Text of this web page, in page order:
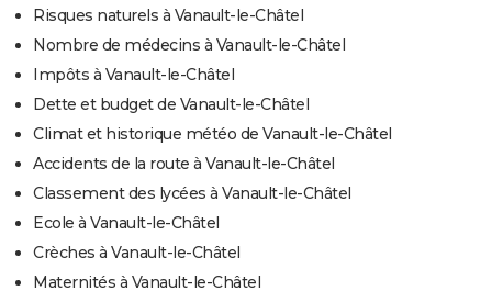
Risques naturels à Vanault-le-Châtel
Nombre de médecins à Vanault-le-Châtel
Impôts à Vanault-le-Châtel
Dette et budget de Vanault-le-Châtel
Climat et historique météo de Vanault-le-Châtel
Accidents de la route à Vanault-le-Châtel
Classement des lycées à Vanault-le-Châtel
Ecole à Vanault-le-Châtel
Crèches à Vanault-le-Châtel
Maternités à Vanault-le-Châtel